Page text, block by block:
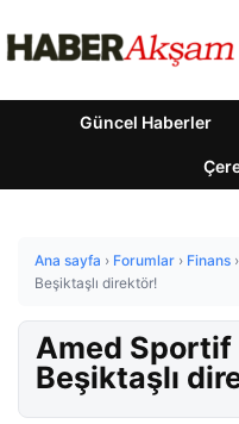
Güncel Haberler
Ana sayfa › Forumlar › Finans ›
Beşiktaşlı direktör!
Amed Sportif
Beşiktaşlı